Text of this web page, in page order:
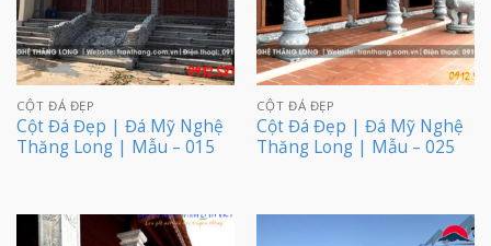
CỘT ĐÁ ĐẸP
Cột Đá Đẹp | Đá Mỹ Nghệ
Thăng Long | Mẫu – 015
CỘT ĐÁ ĐẸP
Cột Đá Đẹp | Đá Mỹ Nghệ
Thăng Long | Mẫu – 025